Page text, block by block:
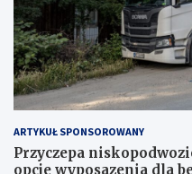
ARTYKUŁ SPONSOROWANY
Przyczepa
opcje wyposazenia dla